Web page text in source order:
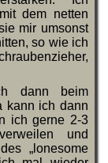
dem netten
mir umsonst
so wie ich
dann beim
kann ich dann
ich gerne 2-3
und
„lonesome